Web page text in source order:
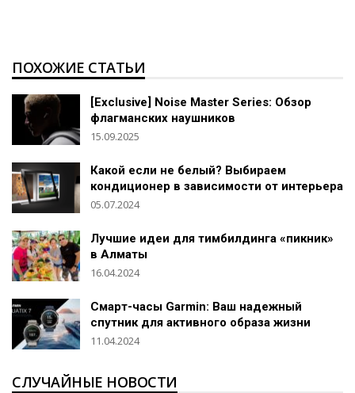
ПОХОЖИЕ СТАТЬИ
[Exclusive] Noise Master Series: Обзор
флагманских наушников
15.09.2025
Какой если не белый? Выбираем
кондиционер в зависимости от интерьера
05.07.2024
Лучшие идеи для тимбилдинга «пикник»
в Алматы
16.04.2024
Смарт-часы Garmin: Ваш надежный
спутник для активного образа жизни
11.04.2024
СЛУЧАЙНЫЕ НОВОСТИ